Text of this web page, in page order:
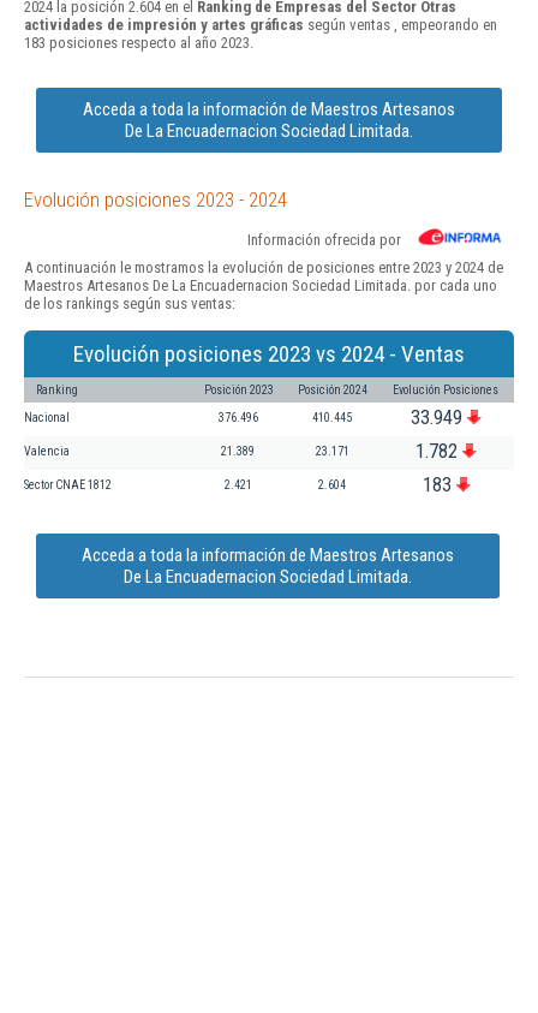
2024 la posición 2.604 en el Ranking de Empresas del Sector Otras
actividades de impresión y artes gráficas según ventas , empeorando en
183 posiciones respecto al año 2023.
Acceda a toda la información de Maestros Artesanos
De La Encuadernacion Sociedad Limitada.
Evolución posiciones 2023 - 2024
Información ofrecida por
A continuación le mostramos la evolución de posiciones entre 2023 y 2024 de
Maestros Artesanos De La Encuadernacion Sociedad Limitada. por cada uno
de los rankings según sus ventas:
Evolución posiciones 2023 vs 2024 - Ventas
Ranking Posición 2023 Posición 2024 Evolución Posiciones
Nacional 376.496 410.445 33.949
Valencia 21.389 23.171 1.782
Sector CNAE 1812 2.421 2.604 183
Acceda a toda la información de Maestros Artesanos
De La Encuadernacion Sociedad Limitada.